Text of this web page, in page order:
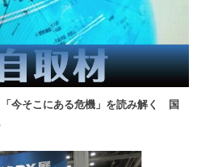
「今そこにある危機」を読み解く 国